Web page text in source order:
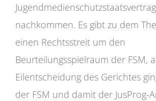
Jugendmedienschutzstaatsvertrag
nachkommen. Es gibt zu dem
einen Rechtsstreit um den
Beurteilungsspielraum der FSM,
Eilentscheidung des Gerichtes
der FSM und damit der JusProg-